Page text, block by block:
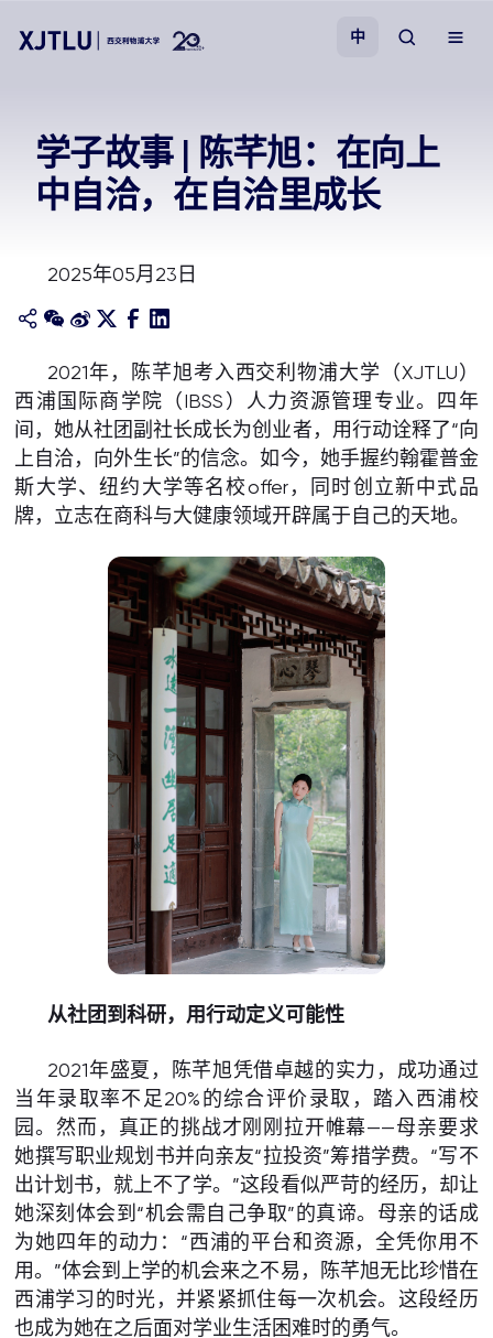
招生
学院
校园生活
关于我们
中
学子故事 | 陈芊旭：在向上
中自洽，在自洽里成长
2025年05月23日
2021年，陈芊旭考入西交利物浦大学（XJTLU）
西浦国际商学院（IBSS）人力资源管理专业。四年
间，她从社团副社长成长为创业者，用行动诠释了“向
上自洽，向外生长”的信念。如今，她手握约翰霍普金
斯大学、纽约大学等名校offer，同时创立新中式品
牌，立志在商科与大健康领域开辟属于自己的天地。
从社团到科研，用行动定义可能性
2021年盛夏，陈芊旭凭借卓越的实力，成功通过
当年录取率不足20%的综合评价录取，踏入西浦校
园。然而，真正的挑战才刚刚拉开帷幕——母亲要求
她撰写职业规划书并向亲友“拉投资”筹措学费。“写不
出计划书，就上不了学。”这段看似严苛的经历，却让
她深刻体会到“机会需自己争取”的真谛。母亲的话成
为她四年的动力：“西浦的平台和资源，全凭你用不
用。”体会到上学的机会来之不易，陈芊旭无比珍惜在
西浦学习的时光，并紧紧抓住每一次机会。这段经历
也成为她在之后面对学业生活困难时的勇气。